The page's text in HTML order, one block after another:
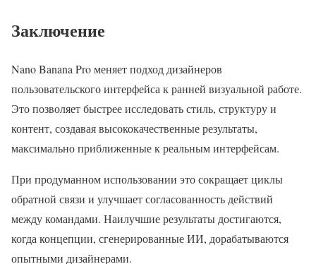
Заключение
Nano Banana Pro меняет подход дизайнеров
пользовательского интерфейса к ранней визуальной работе.
Это позволяет быстрее исследовать стиль, структуру и
контент, создавая высококачественные результаты,
максимально приближенные к реальным интерфейсам.
При продуманном использовании это сокращает циклы
обратной связи и улучшает согласованность действий
между командами. Наилучшие результаты достигаются,
когда концепции, сгенерированные ИИ, дорабатываются
опытными дизайнерами.